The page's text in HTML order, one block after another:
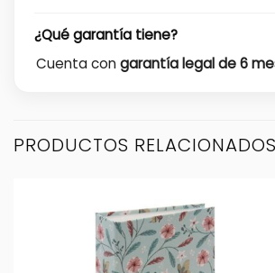
¿Qué garantía tiene?
Cuenta congarantía legal de 6
PRODUCTOS RELACIONADOS